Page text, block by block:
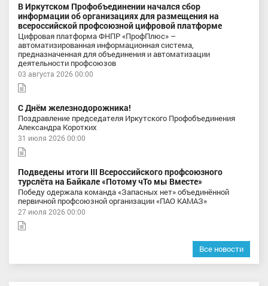
В Иркутском Профобъединении начался сбор
информации об организациях для размещения на
всероссийской профсоюзной цифровой платформе
Цифровая платформа ФНПР «ПрофПлюс» –
автоматизированная информационная система,
предназначенная для объединения и автоматизации
деятельности профсоюзов
03 августа 2026 00:00
С Днём железнодорожника!
Поздравление председателя Иркутского Профобъединения
Александра Коротких
31 июля 2026 00:00
Подведены итоги III Всероссийского профсоюзного
турслёта на Байкале «Потому чТо мы Вместе»
Победу одержала команда «Запасных нет» объединённой
первичной профсоюзной организации «ПАО КАМАЗ»
27 июля 2026 00:00
Все новости